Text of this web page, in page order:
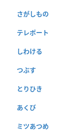
さがしもの
テレポート
しわける
つぶす
とりひき
あくび
ミツあつめ